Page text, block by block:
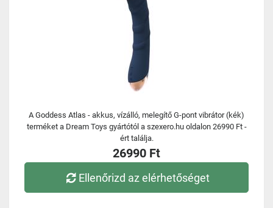
A Goddess Atlas - akkus, vízálló, melegítő G-pont vibrátor (kék)
terméket a Dream Toys gyártótól a szexero.hu oldalon 26990 Ft -
ért találja.
26990 Ft
Ellenőrizd az elérhetőséget